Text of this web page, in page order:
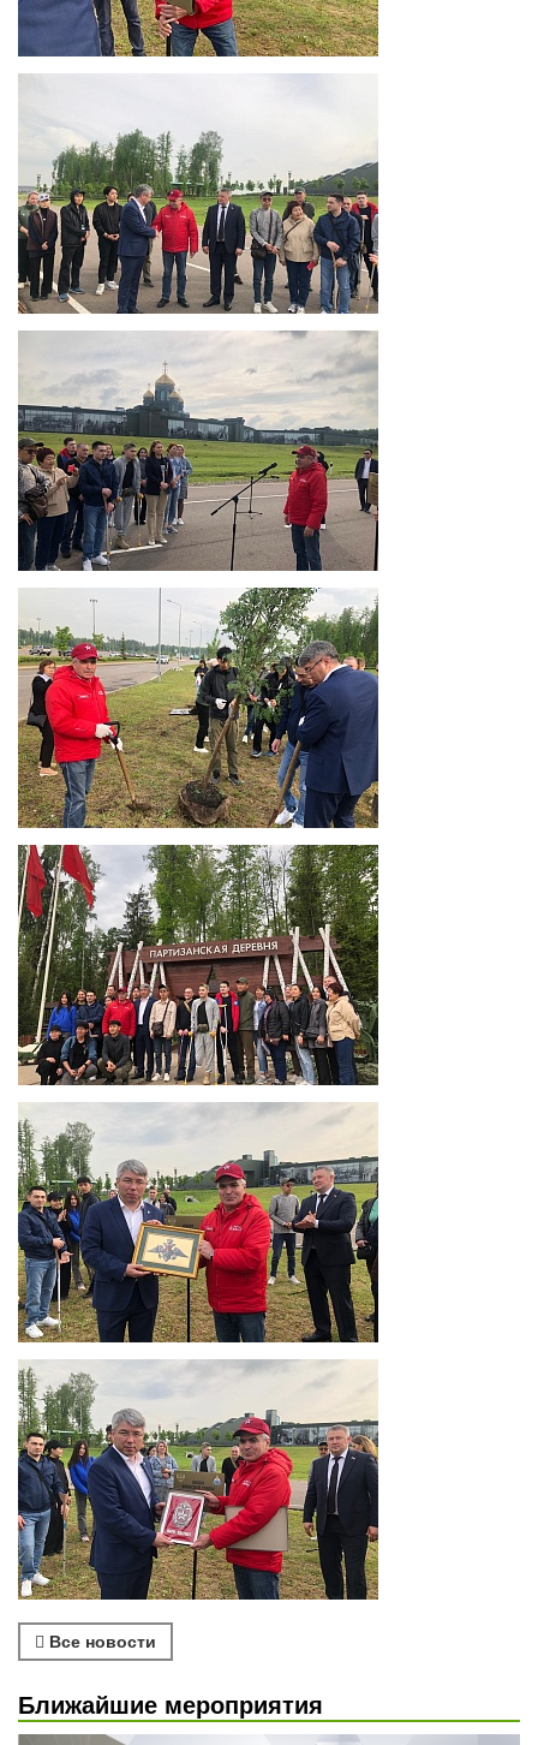
Все новости
Ближайшие мероприятия